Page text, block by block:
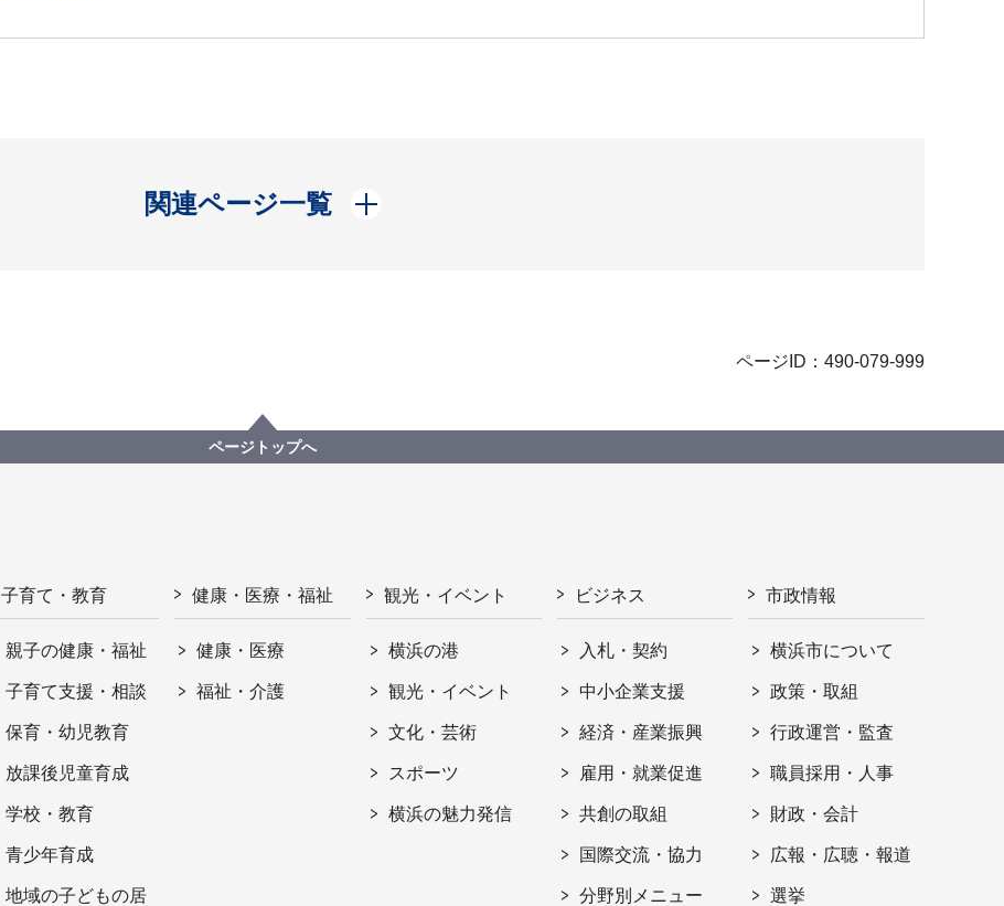
関連ページ一覧
開く
ページID：490-079-999
ページトップへ
子育て・教育
親子の健康・福祉
子育て支援・相談
保育・幼児教育
放課後児童育成
学校・教育
青少年育成
地域の子どもの居
健康・医療・福祉
健康・医療
福祉・介護
観光・イベント
横浜の港
観光・イベント
文化・芸術
スポーツ
横浜の魅力発信
ビジネス
入札・契約
中小企業支援
経済・産業振興
雇用・就業促進
共創の取組
国際交流・協力
分野別メニュー
市政情報
横浜市について
政策・取組
行政運営・監査
職員採用・人事
財政・会計
広報・広聴・報道
選挙